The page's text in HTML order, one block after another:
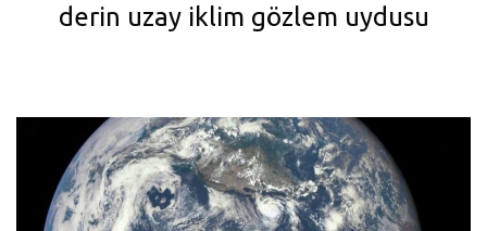
derin uzay iklim gözlem uydusu